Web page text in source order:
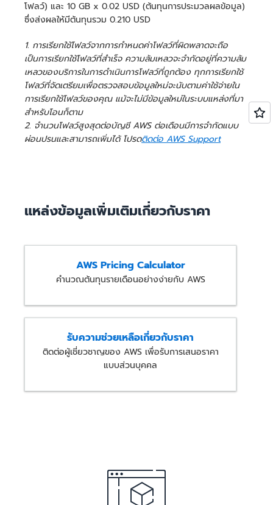
โฟลว์) และ 10 GB x 0.02 USD (ต้นทุนการประมวลผลข้อมูล)
ซึ่งส่งผลให้มีต้นทุนรวม 0.210 USD
1. การเรียกใช้โฟลว์จากการกำหนดค่าโฟลว์ที่ผิดพลาดจะถือ
เป็นการเรียกใช้โฟลว์ที่สำเร็จ ความล้มเหลวจะจำกัดอยู่ที่ความล้ม
เหลวของบริการในการดำเนินการโฟลว์ที่ถูกต้อง ทุกการเรียกใช้
โฟลว์ที่จัดเตรียมเพื่อตรวจสอบข้อมูลใหม่จะนับตามค่าใช้จ่ายใน
การเรียกใช้โฟลว์ของคุณ แม้จะไม่มีข้อมูลใหม่ในระบบแหล่งที่มา
สำหรับโอนก็ตาม
2. จำนวนโฟลว์สูงสุดต่อบัญชี AWS ต่อเดือนมีการจำกัดแบบ
ผ่อนปรนและสามารถเพิ่มได้ โปรดติดต่อ AWS Support
แหล่งข้อมูลเพิ่มเติมเกี่ยวกับราคา
AWS Pricing Calculator
คำนวณต้นทุนรายเดือนอย่างง่ายกับ AWS
รับความช่วยเหลือเกี่ยวกับราคา
ติดต่อผู้เชี่ยวชาญของ AWS เพื่อรับการเสนอราคา
แบบส่วนบุคคล